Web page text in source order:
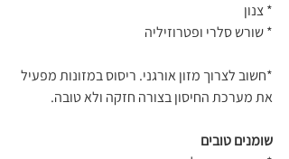
* צנון
* שורש סלרי ופטרוזיליה
*חשוב לצרוך מזון אורגני. ריסוס במזונות מפעיל
את מערכת החיסון בצורה חזקה ולא טובה.
שומנים טובים